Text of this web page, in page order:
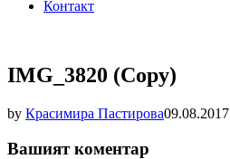
Контакт
IMG_3820 (Copy)
by Красимира Пастирова09.08.2017
Вашият коментар